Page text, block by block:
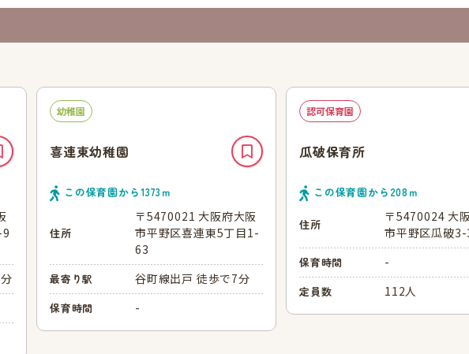
幼稚園
喜連東幼稚園
この保育園から1373ｍ
住所
〒5470021 大阪府大阪
市平野区喜連東5丁目1-
63
最寄り駅 谷町線出戸 徒歩で7分
保育時間 -
認可保育園
瓜破保育所
この保育園から 208ｍ
住所
〒5470024 大
市平野区瓜破
保育時間 -
定員数 112人